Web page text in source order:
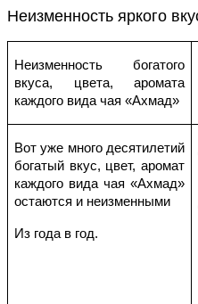
Неизменность яркого
Неизменность богатого
вкуса, цвета, аромата
каждого вида чая «Ахмад»
Вот уже много десятилетий
богатый вкус, цвет, аромат
каждого вида чая «Ахмад»
остаются и неизменными
Из года в год.